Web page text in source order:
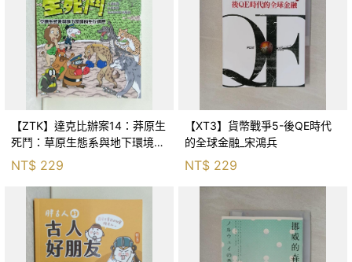
【ZTK】達克比辦案14：莽原生
死鬥：草原生態系與地下環境的
生存適應_柯智元
NT$ 229
【XT3】貨幣戰爭5-後QE時代
的全球金融_宋鴻兵
NT$ 229